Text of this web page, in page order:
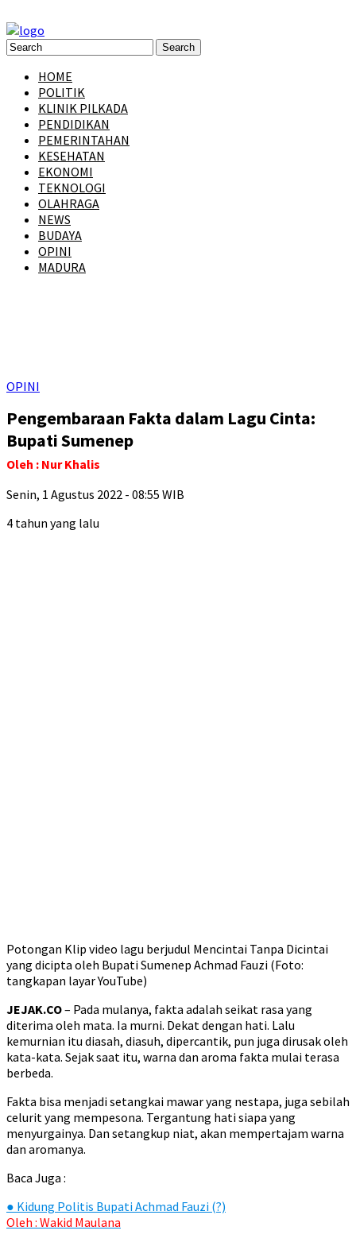
HOME
POLITIK
KLINIK PILKADA
PENDIDIKAN
PEMERINTAHAN
KESEHATAN
EKONOMI
TEKNOLOGI
OLAHRAGA
NEWS
BUDAYA
OPINI
MADURA
OPINI
Pengembaraan Fakta dalam Lagu Cinta:
Bupati Sumenep
Oleh : Nur Khalis
Senin, 1 Agustus 2022 - 08:55 WIB
4 tahun yang lalu
Potongan Klip video lagu berjudul Mencintai Tanpa Dicintai
yang dicipta oleh Bupati Sumenep Achmad Fauzi (Foto:
tangkapan layar YouTube)
JEJAK.CO– Pada mulanya, fakta adalah seikat rasa yang
diterima oleh mata. Ia murni. Dekat dengan hati. Lalu
kemurnian itu diasah, diasuh, dipercantik, pun juga dirusak oleh
kata-kata. Sejak saat itu, warna dan aroma fakta mulai terasa
berbeda.
Fakta bisa menjadi setangkai mawar yang nestapa, juga sebilah
celurit yang mempesona. Tergantung hati siapa yang
menyurgainya. Dan setangkup niat, akan mempertajam warna
dan aromanya.
Baca Juga :
● Kidung Politis Bupati Achmad Fauzi (?)
Oleh : Wakid Maulana